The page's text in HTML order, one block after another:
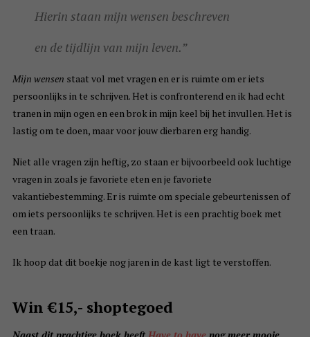
Hierin staan mijn wensen beschreven
en de tijdlijn van mijn leven.”
Mijn wensen staat vol met vragen en er is ruimte om er iets
persoonlijks in te schrijven. Het is confronterend en ik had echt
tranen in mijn ogen en een brok in mijn keel bij het invullen. Het is
lastig om te doen, maar voor jouw dierbaren erg handig.
Niet alle vragen zijn heftig, zo staan er bijvoorbeeld ook luchtige
vragen in zoals je favoriete eten en je favoriete
vakantiebestemming. Er is ruimte om speciale gebeurtenissen of
om iets persoonlijks te schrijven. Het is een prachtig boek met
een traan.
Ik hoop dat dit boekje nog jaren in de kast ligt te verstoffen.
Win €15,- shoptegoed